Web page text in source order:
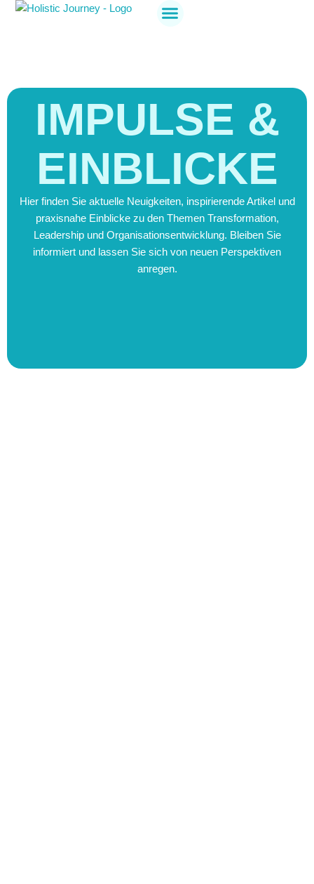
IMPULSE &
EINBLICKE
Hier finden Sie aktuelle Neuigkeiten, inspirierende Artikel und
praxisnahe Einblicke zu den Themen Transformation,
Leadership und Organisationsentwicklung. Bleiben Sie
informiert und lassen Sie sich von neuen Perspektiven
anregen.